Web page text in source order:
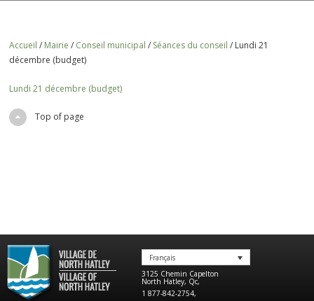
Accueil / Mairie / Conseil municipal / Séances du conseil / Lundi 21
décembre (budget)
Lundi 21 décembre (budget)
Top of page
Français
3125 Chemin Capelton
North Hatley, Qc,
1 877-842-2754,